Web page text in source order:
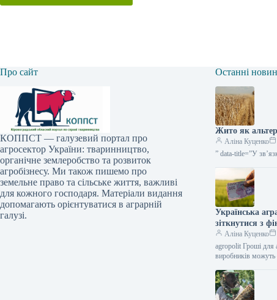
Про сайт
КОППСТ — галузевий портал про
агросектор України: тваринництво,
органічне землеробство та розвиток
агробізнесу. Ми також пишемо про
земельне право та сільське життя, важливі
для кожного господаря. Матеріали видання
допомагають орієнтуватися в аграрній
галузі.
Останні
Жито як
Аліна Куценко
” data-title=”У
Українська
зіткнутися з
Аліна Куценко
agropolit Гроші для
виробників